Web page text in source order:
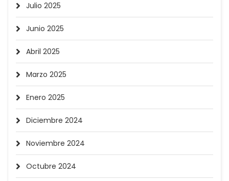
Julio 2025
Junio 2025
Abril 2025
Marzo 2025
Enero 2025
Diciembre 2024
Noviembre 2024
Octubre 2024